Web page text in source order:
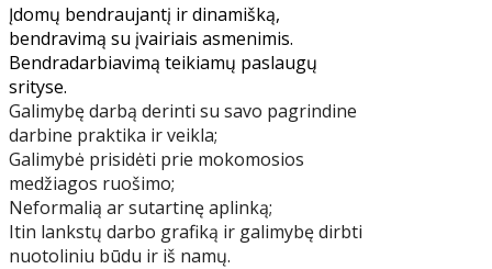
Įdomų bendraujantį ir dinamišką,
bendravimą su įvairiais asmenimis.
Bendradarbiavimą teikiamų paslaugų
srityse.
Galimybę darbą derinti su savo pagrindine
darbine praktika ir veikla;
Galimybė prisidėti prie mokomosios
medžiagos ruošimo;
Neformalią ar sutartinę aplinką;
Itin lankstų darbo grafiką ir galimybę dirbti
nuotoliniu būdu ir iš namų.